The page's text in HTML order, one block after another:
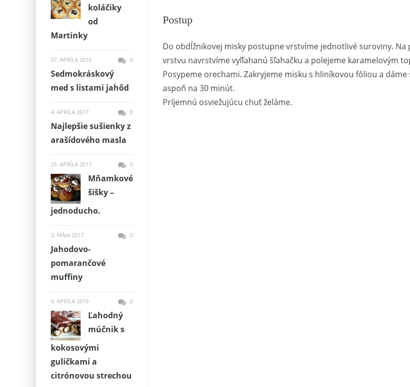
Postup
Do obdĺžnikovej misky postupne vrstvíme jednotlivé suroviny. Na
vrstvu navrstvíme vyľľahanú šľahačku a polejeme karamelovým
Posypeme orechami. Zakryjeme misku s hliníkovou fóliou a
aspoň na 30 minút.
Príjemnú osviežujúcu chuť želáme.
koláčiky
od
Martinky
27. APRÍLA 2016 0
Sedmokráskový
med s listami jahôd
4. APRÍLA 2017 0
Najlepšie sušienky z
arašídového masla
25. APRÍLA 2017 0
Mňamkové
šišky –
jednoducho.
3. MÁJA 2017 0
Jahodovo-
pomarančové
muffiny
9. APRÍLA 2019 0
Ľahodný
múčnik s
kokosovými
guličkami a
citrónovou strechou